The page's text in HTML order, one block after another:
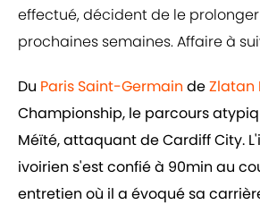
effectué, décident de le
prochaines semaines. Affaire à
Du Paris Saint-Germain deZlatan
Championship, le parcours
Méïté, attaquant de Cardiff City.
ivoirien s'est confié à 90min au
entretien où il a évoqué sa